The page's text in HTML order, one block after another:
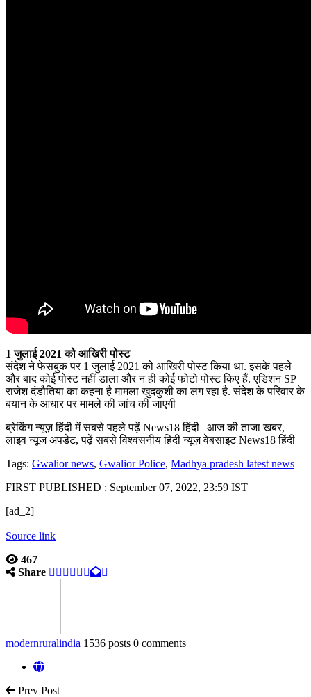
1 जुलाई 2021 को आखिरी पोस्ट
संदेश ने फेसबुक पर 1 जुलाई 2021 को आखिरी पोस्ट किया था. इसके पहले
और बाद कोई पोस्ट नहीं डाला और न ही कोई फोटो पोस्ट किए हैं. एडिशन SP
राजेश दंडौतिया का कहना है मामला खुदकुशी का लग रहा है. संदेश के परिवार के
बयान के आधार पर मामले की जांच की जाएगी
ब्रेकिंग न्यूज़ हिंदी में सबसे पहले पढ़ें News18 हिंदी | आज की ताजा खबर,
लाइव न्यूज अपडेट, पढ़ें सबसे विश्वसनीय हिंदी न्यूज़ वेबसाइट News18 हिंदी |
Tags: Gwalior news, Gwalior Police, Madhya pradesh latest news
FIRST PUBLISHED : September 07, 2022, 23:59 IST
[ad_2]
Source link
467
Share
modernruralindia 1536 posts 0 comments
Prev Post